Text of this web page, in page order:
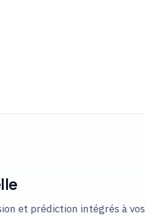
et prédiction intégrés à vos